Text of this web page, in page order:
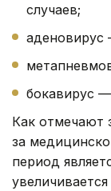
случаев;
аденовирус
бокавирус
Как отмечают
за
период